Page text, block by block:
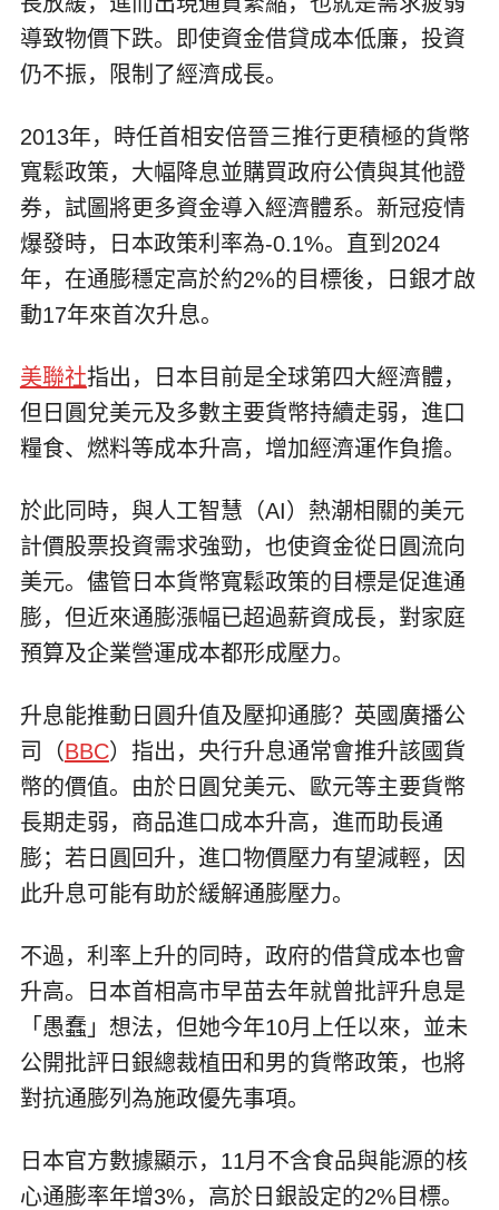
導致物價下跌。即使資金借貸成本低廉，投資
仍不振，限制了經濟成長。
2013年，時任首相安倍晉三推行更積極的貨幣
寬鬆政策，大幅降息並購買政府公債與其他證
券，試圖將更多資金導入經濟體系。新冠疫情
爆發時，日本政策利率為-0.1%。直到2024
年，在通膨穩定高於約2%的目標後，日銀才啟
動17年來首次升息。
美聯社指出，日本目前是全球第四大經濟體，
但日圓兌美元及多數主要貨幣持續走弱，進口
糧食、燃料等成本升高，增加經濟運作負擔。
於此同時，與人工智慧（AI）熱潮相關的美元
計價股票投資需求強勁，也使資金從日圓流向
美元。儘管日本貨幣寬鬆政策的目標是促進通
膨，但近來通膨漲幅已超過薪資成長，對家庭
預算及企業營運成本都形成壓力。
升息能推動日圓升值及壓抑通膨？英國廣播公
司（BBC）指出，央行升息通常會推升該國貨
幣的價值。由於日圓兌美元、歐元等主要貨幣
長期走弱，商品進口成本升高，進而助長通
膨；若日圓回升，進口物價壓力有望減輕，因
此升息可能有助於緩解通膨壓力。
不過，利率上升的同時，政府的借貸成本也會
升高。日本首相高市早苗去年就曾批評升息是
「愚蠢」想法，但她今年10月上任以來，並未
公開批評日銀總裁植田和男的貨幣政策，也將
對抗通膨列為施政優先事項。
日本官方數據顯示，11月不含食品與能源的核
心通膨率年增3%，高於日銀設定的2%目標。